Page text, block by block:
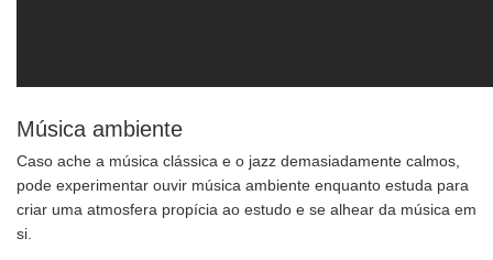
Música ambiente
Caso ache a música clássica e o jazz demasiadamente calmos,
pode experimentar ouvir música ambiente enquanto estuda para
criar uma atmosfera propícia ao estudo e se alhear da música em
si.